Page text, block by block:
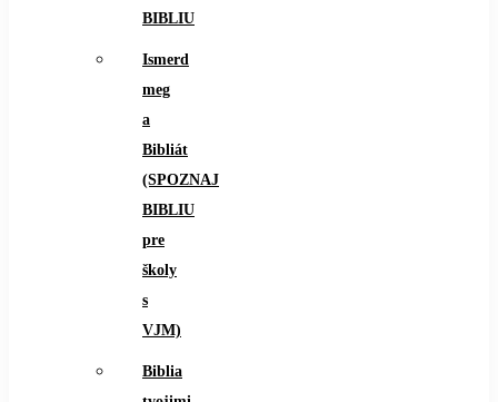
BIBLIU
Ismerd
meg
a
Bibliát
(SPOZNAJ
BIBLIU
pre
školy
s
VJM)
Biblia